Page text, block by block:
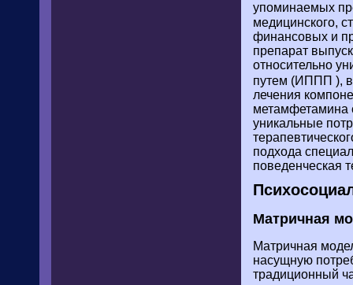
упоминаемых
медицинского,
финансовых и
препарат
относительно
путем (ИППП ),
лечения
метамфетамина
уникальные
подхода
поведенческая
Матричная
Матричная
насущную
традиционный